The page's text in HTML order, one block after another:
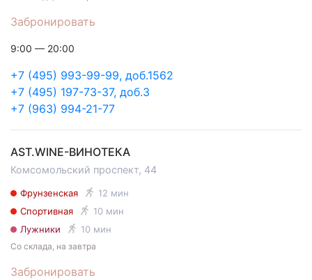
Забронировать
+7 (495) 993-99-99, доб.1562
+7 (495) 197-73-37, доб.3
+7 (963) 994-21-77
9:00 — 20:00
AST.WINE-ВИНОТЕКА
Комсомольский проспект, 44
Фрунзенская
12 мин
Спортивная
10 мин
Лужники
10 мин
Забронировать
Со склада, на завтра